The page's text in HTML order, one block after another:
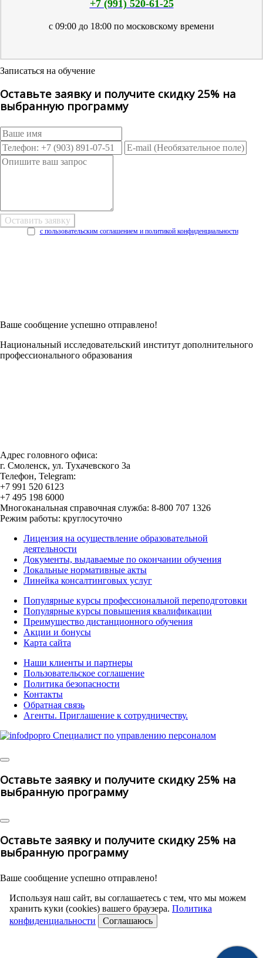
+7 (991) 520-61-25
с 09:00 до 18:00 по московскому времени
Записаться на обучение
Оставьте заявку и получите скидку 25% на
выбранную программу
с пользовательским соглашением и политикой конфиденциальности
Ваше сообщение успешно отправлено!
Национальный исследовательский институт дополнительного
профессионального образования
Адрес головного офиса:
г. Смоленск, ул. Тухачевского 3а
Телефон, Telegram:
+7 991 520 6123
+7 495 198 6000
Многоканальная справочная служба: 8-800 707 1326
Режим работы: круглосуточно
Лицензия на осуществление образовательной
деятельности
Документы, выдаваемые по окончании обучения
Локальные нормативные акты
Линейка консалтинговых услуг
Популярные курсы профессиональной переподготовки
Популярные курсы повышения квалификации
Преимущество дистанционного обучения
Акции и бонусы
Карта сайта
Наши клиенты и партнеры
Пользовательское соглашение
Политика безопасности
Контакты
Обратная связь
Агенты. Приглашение к сотрудничеству.
Оставьте заявку и получите скидку 25% на
выбранную программу
Оставьте заявку и получите скидку 25% на
выбранную программу
Ваше сообщение успешно отправлено!
Используя наш сайт, вы соглашаетесь с тем, что мы можем
хранить куки (cookies) вашего браузера. Политика
конфиденциальности
Соглашаюсь